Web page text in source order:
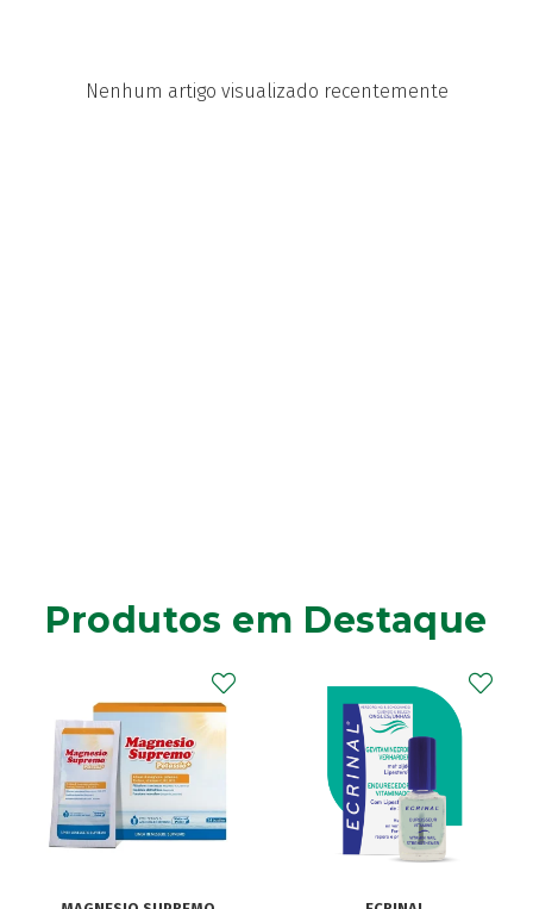
Nenhum artigo visualizado recentemente
Produtos em Destaque